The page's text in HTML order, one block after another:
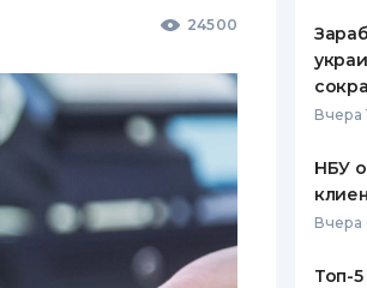
24500
Вчера
НБУ
Вчера
Топ-